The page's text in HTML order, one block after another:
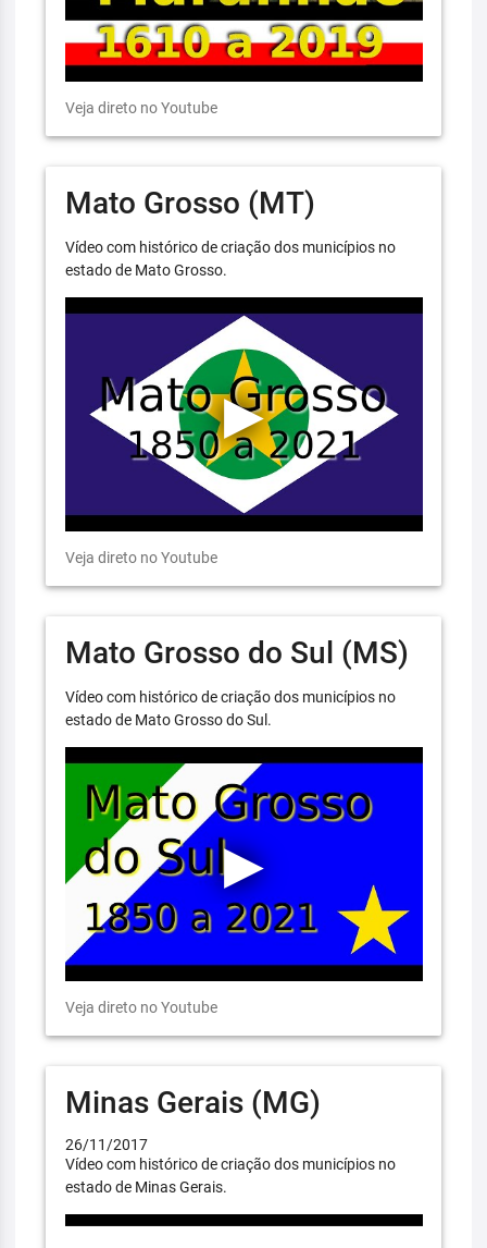
Veja direto no Youtube
Mato Grosso (MT)
Vídeo com histórico de criação dos municípios no
estado de Mato Grosso.
Veja direto no Youtube
Mato Grosso do Sul (MS)
Vídeo com histórico de criação dos municípios no
estado de Mato Grosso do Sul.
Veja direto no Youtube
Minas Gerais (MG)
26/11/2017
Vídeo com histórico de criação dos municípios no
estado de Minas Gerais.